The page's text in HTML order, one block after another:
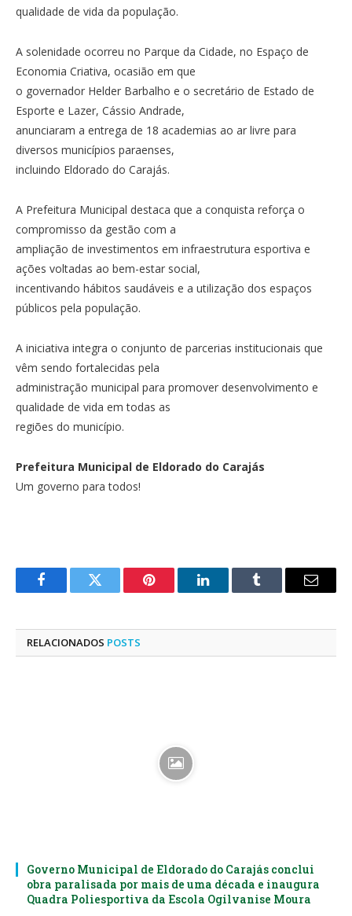
qualidade de vida da população.
A solenidade ocorreu no Parque da Cidade, no Espaço de
Economia Criativa, ocasião em que
o governador Helder Barbalho e o secretário de Estado de
Esporte e Lazer, Cássio Andrade,
anunciaram a entrega de 18 academias ao ar livre para
diversos municípios paraenses,
incluindo Eldorado do Carajás.
A Prefeitura Municipal destaca que a conquista reforça o
compromisso da gestão com a
ampliação de investimentos em infraestrutura esportiva e
ações voltadas ao bem-estar social,
incentivando hábitos saudáveis e a utilização dos espaços
públicos pela população.
A iniciativa integra o conjunto de parcerias institucionais que
vêm sendo fortalecidas pela
administração municipal para promover desenvolvimento e
qualidade de vida em todas as
regiões do município.
Prefeitura Municipal de Eldorado do Carajás
Um governo para todos!
FacebookTwitter Pinterest LinkedInTumblr
E-
RELACIONADOS POSTS
Governo Municipal de Eldorado do Carajás conclui
obra paralisada por mais de uma década e inaugura
Quadra Poliesportiva da Escola Ogilvanise Moura